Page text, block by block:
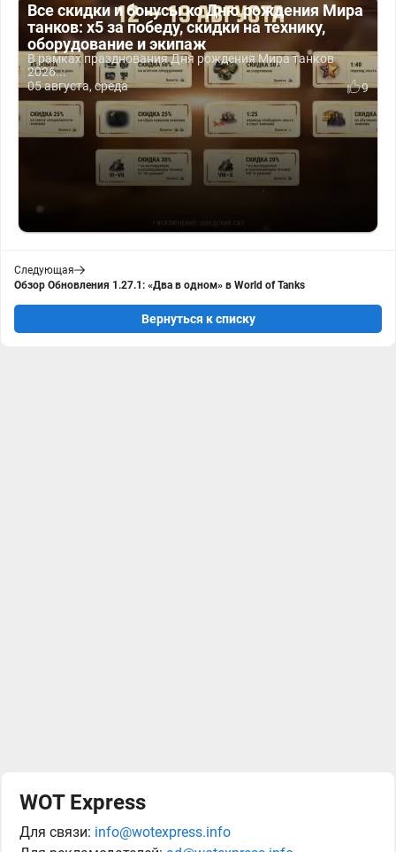
Все скидки и бонусы ко Дню рождения Мира
танков: x5 за победу, скидки на технику,
оборудование и экипаж
В рамках празднования Дня рождения Мира танков
2026...
05 августа, среда
9
Следующая
Обзор Обновления 1.27.1: «Два в одном» в World of Tanks
Вернуться к списку
WOT Express
Для связи: info@wotexpress.info